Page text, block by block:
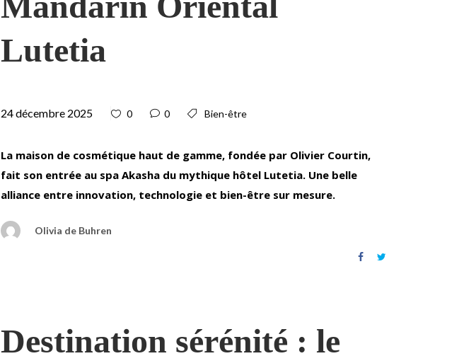
Lutetia
24 décembre 2025 0 0 Bien-être
La maison de cosmétique haut de gamme, fondée par Olivier Courtin,
fait son entrée au spa Akasha du mythique hôtel Lutetia. Une belle
alliance entre innovation, technologie et bien-être sur mesure.
Olivia de Buhren
Destination sérénité : le